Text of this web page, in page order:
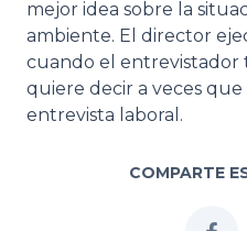
mejor idea sobre la
ambiente. El director
cuando el entrevistador
quiere decir a veces
entrevista laboral.
COMPARTE